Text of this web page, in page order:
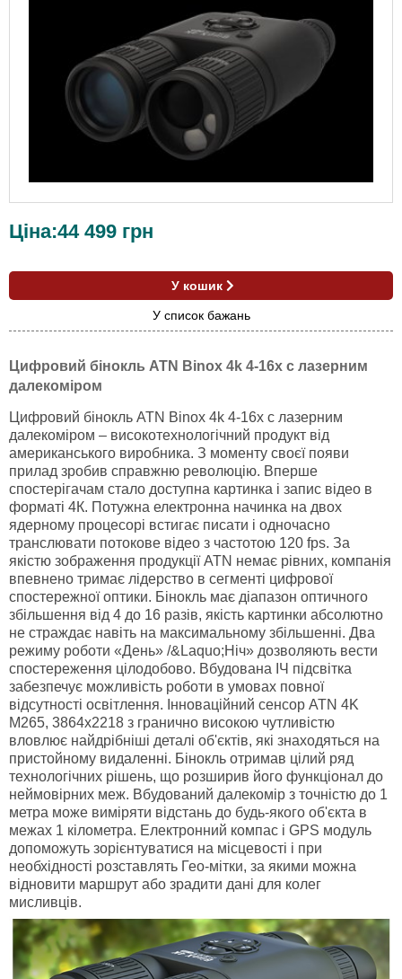
Ціна:44 499 грн
У кошик
У список бажань
Цифровий бінокль ATN Binox 4k 4-16x c лазерним
далекоміром
Цифровий бінокль ATN Binox 4k 4-16x c лазерним
далекоміром – високотехнологічний продукт від
американського виробника. З моменту своєї появи
прилад зробив справжню революцію. Вперше
спостерігачам стало доступна картинка і запис відео в
форматі 4К. Потужна електронна начинка на двох
ядерному процесорі встигає писати і одночасно
транслювати потокове відео з частотою 120 fps. За
якістю зображення продукції ATN немає рівних, компанія
впевнено тримає лідерство в сегменті цифрової
спостережної оптики. Бінокль має діапазон оптичного
збільшення від 4 до 16 разів, якість картинки абсолютно
не страждає навіть на максимальному збільшенні. Два
режиму роботи «День» /&Laquo;Ніч» дозволяють вести
спостереження цілодобово. Вбудована ІЧ підсвітка
забезпечує можливість роботи в умовах повної
відсутності освітлення. Інноваційний сенсор ATN 4K
M265, 3864x2218 з гранично високою чутливістю
вловлює найдрібніші деталі об'єктів, які знаходяться на
пристойному видаленні. Бінокль отримав цілий ряд
технологічних рішень, що розширив його функціонал до
неймовірних меж. Вбудований далекомір з точністю до 1
метра може виміряти відстань до будь-якого об'єкта в
межах 1 кілометра. Електронний компас і GPS модуль
допоможуть зорієнтуватися на місцевості і при
необхідності розставлять Гео-мітки, за якими можна
відновити маршрут або зрадити дані для колег
мисливців.